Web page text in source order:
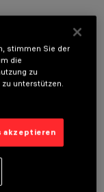
stimmen Sie der
die
zu
unterstützen.
akzeptieren